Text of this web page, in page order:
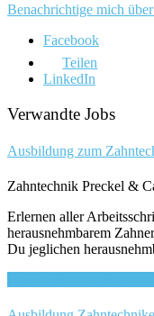
Benachrichtige mich
Facebook
Teilen
LinkedIn
Verwandte Jobs
Ausbildung zum
Zahntechnik Preckel &
Erlernen aller
herausnehmbarem
Du jeglichen